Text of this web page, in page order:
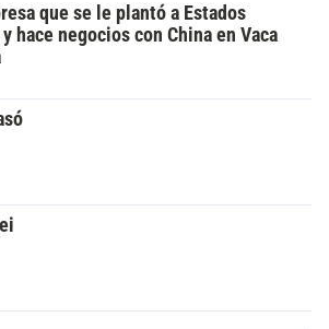
que se le plantó a Estados
hace negocios con China en Vaca